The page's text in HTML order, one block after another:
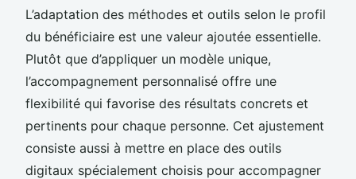
L’adaptation des méthodes et outils selon le profil
du bénéficiaire est une valeur ajoutée essentielle.
Plutôt que d’appliquer un modèle unique,
l’accompagnement personnalisé offre une
flexibilité qui favorise des résultats concrets et
pertinents pour chaque personne. Cet ajustement
consiste aussi à mettre en place des outils
digitaux spécialement choisis pour accompagner